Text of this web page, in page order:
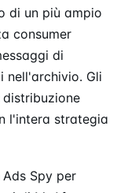
di un più ampio
consumer
di
nell'archivio. Gli
l'intera strategia
Spy per